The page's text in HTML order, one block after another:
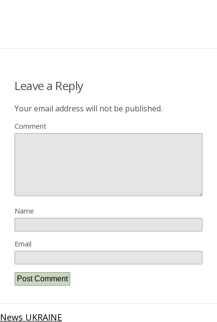
Leave a Reply
Your email address will not be published.
Comment
Name
Email
News UKRAINE